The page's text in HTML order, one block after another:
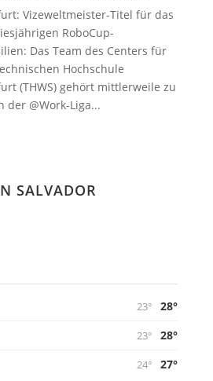
Vizeweltmeister-Titel für das
RoboCup-
Das Team des Centers für
Hochschule
(THWS) gehört mittlerweile zu
der @Work-Liga...
SALVADOR
23°
28°
23°
28°
24° 27°